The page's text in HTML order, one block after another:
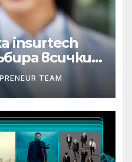
insurtech
всички
едно място
TEAM